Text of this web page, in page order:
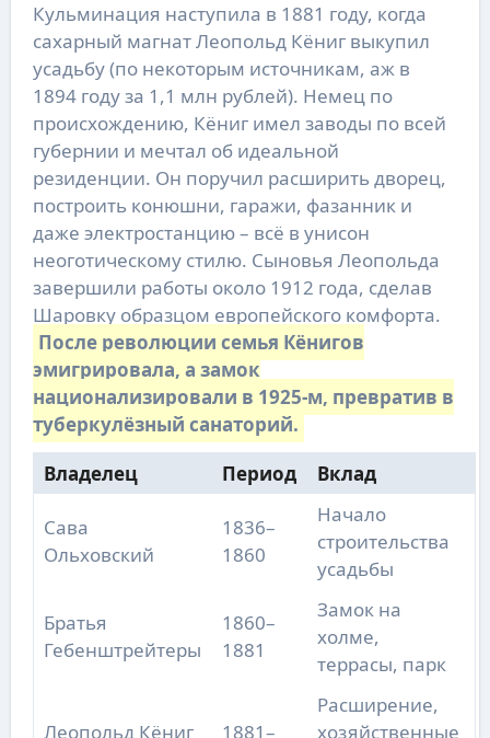
Кульминация наступила в 1881 году, когда
сахарный магнат Леопольд Кёниг выкупил
усадьбу (по некоторым источникам, аж в
1894 году за 1,1 млн рублей). Немец по
происхождению, Кёниг имел заводы по всей
губернии и мечтал об идеальной
резиденции. Он поручил расширить дворец,
построить конюшни, гаражи, фазанник и
даже электростанцию – всё в унисон
неоготическому стилю. Сыновья Леопольда
завершили работы около 1912 года, сделав
Шаровку образцом европейского комфорта.
После революции семья Кёнигов
эмигрировала, а замок
национализировали в 1925-м, превратив в
туберкулёзный санаторий.
Владелец
Период Вклад
Сава
Ольховский
1836–
1860
Начало
строительства
усадьбы
Братья
Гебенштрейтеры
1860–
1881
Замок на
холме,
террасы, парк
Леопольд Кёниг 1881–
Расширение,
хозяйственные